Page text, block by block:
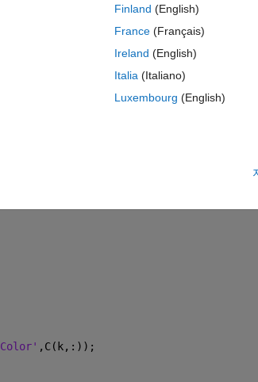
,C(k,:));
Finland (English)
France (Français)
Ireland (English)
Italia (Italiano)
Luxembourg (English)